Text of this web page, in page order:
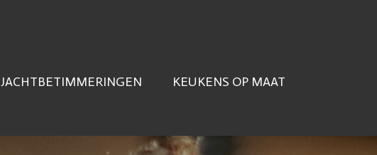
JACHTBETIMMERINGEN
KEUKENS OP MAAT